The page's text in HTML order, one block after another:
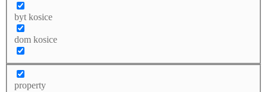
byt kosice
dom kosice
property